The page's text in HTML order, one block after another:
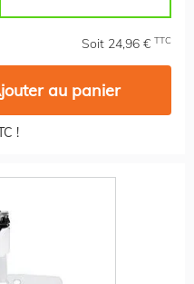
Soit 24,96 € TTC
au panier
!